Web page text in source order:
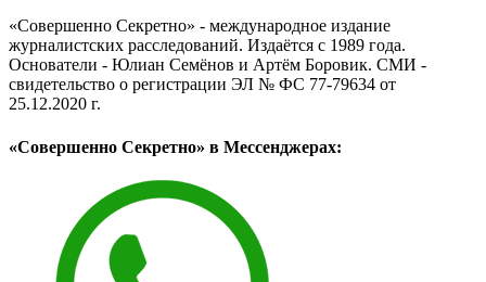
«Совершенно Секретно» - международное издание
журналистских расследований. Издаётся с 1989 года.
Основатели - Юлиан Семёнов и Артём Боровик. CМИ -
свидетельство о регистрации ЭЛ № ФС 77-79634 от
25.12.2020 г.
«Совершенно Секретно» в Мессенджерах: